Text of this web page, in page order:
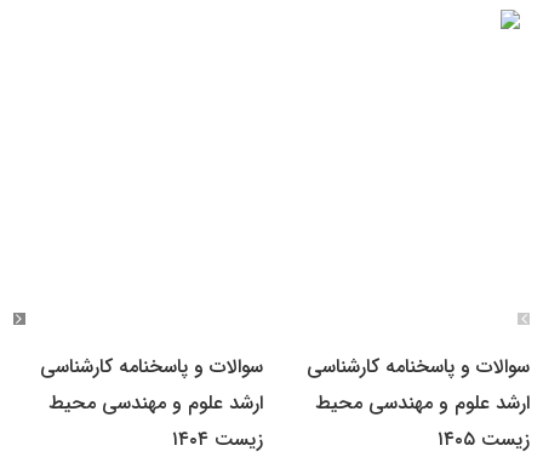
سوالات و پاسخنامه کارشناسی
ارشد علوم و مهندسی محیط
زیست ۱۴۰۵
سوالات و پاسخنامه کارشناسی
ارشد علوم و مهندسی محیط
زیست ۱۴۰۴